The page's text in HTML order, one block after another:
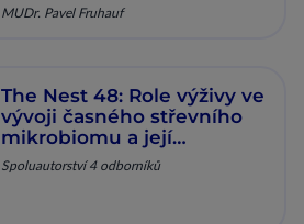
MUDr. Pavel Fruhauf
The Nest 48: Role výživy ve
vývoji časného střevního
mikrobiomu a její
dlouhodobé důsledky
Spoluautorství 4 odborníků